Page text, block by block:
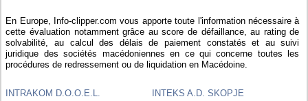
En Europe, Info-clipper.com vous apporte toute l'information nécessaire à
cette évaluation notamment grâce au score de défaillance, au rating de
solvabilité, au calcul des délais de paiement constatés et au suivi
juridique des sociétés macédoniennes en ce qui concerne toutes les
procédures de redressement ou de liquidation en Macédoine.
INTRAKOM D.O.O.E.L.
INTEKS A.D. SKOPJE